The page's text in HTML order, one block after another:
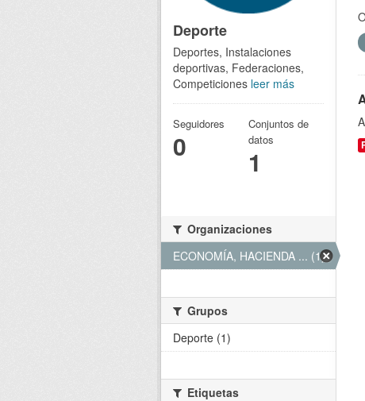
Deporte
Deportes, Instalaciones
deportivas, Federaciones,
Competiciones leer más
Seguidores
0
Conjuntos de
datos
1
Organizaciones
ECONOMÍA, HACIENDA ... (1)
Grupos
Deporte (1)
Etiquetas